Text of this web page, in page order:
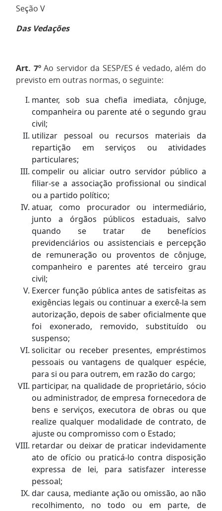
Seção V
Das Vedações
Art. 7ºAo servidor da SESP/ES é vedado, além do
previsto em outras normas, o seguinte:
manter, sob sua chefia imediata, cônjuge,
companheira ou parente até o segundo grau
civil;
utilizar pessoal ou recursos materiais da
repartição em serviços ou atividades
particulares;
compelir ou aliciar outro servidor público a
filiar-se a associação profissional ou sindical
ou a partido político;
atuar, como procurador ou intermediário,
junto a órgãos públicos estaduais, salvo
quando se tratar de benefícios
previdenciários ou assistenciais e percepção
de remuneração ou proventos de cônjuge,
companheiro e parentes até terceiro grau
civil;
Exercer função pública antes de satisfeitas as
exigências legais ou continuar a exercê-la sem
autorização, depois de saber oficialmente que
foi exonerado, removido, substituído ou
suspenso;
solicitar ou receber presentes, empréstimos
pessoais ou vantagens de qualquer espécie,
para si ou para outrem, em razão do cargo;
participar, na qualidade de proprietário, sócio
ou administrador, de empresa fornecedora de
bens e serviços, executora de obras ou que
realize qualquer modalidade de contrato, de
ajuste ou compromisso com o Estado;
retardar ou deixar de praticar indevidamente
ato de ofício ou praticá-lo contra disposição
expressa de lei, para satisfazer interesse
pessoal;
dar causa, mediante ação ou omissão, ao não
recolhimento, no todo ou em parte, de